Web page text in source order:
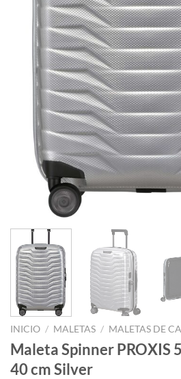
INICIO / MALETAS / MALETAS DE
Maleta Spinner PROXIS
40 cm Silver